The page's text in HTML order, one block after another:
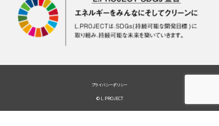
プライバシーポリシー
© L.PROJECT